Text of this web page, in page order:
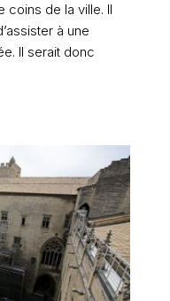
coins de la ville. Il
à une
Il serait donc